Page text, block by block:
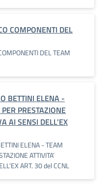
COMPONENTI DEL
DEL TEAM
BETTINI ELENA -
PRESTAZIONE
AI SENSI DELL’EX
ELENA - TEAM
ATTIVITA’
ART. 30 del CCNL